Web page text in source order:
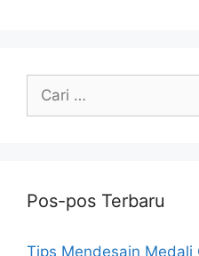
Cari
Pos-pos Terbaru
Tips Mendesain Medali